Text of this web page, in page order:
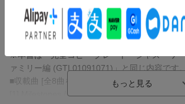
[1] Milestones / MILES DAVIS
編成: トランペット/アルトサックス/テナー
ース/ドラム
難易度: 上級
[2] 'Round Midnight / MILES DAVIS
編成: トランペット/テナーサックス/ピアノ/
難易度: 上級
にチャレンジするもよし、ジャズの名手の演奏
し、様々な方法でお使い頂ける内容となってお
を垣間見ることが出来る一冊です。
※本書は「完全コピー グレート・ジャズ・ワ
ァミリー編 (GTL01091071)」と同じ内容です
■収載曲 [全8曲を収載]
[1] Milestones / MILES DAVIS